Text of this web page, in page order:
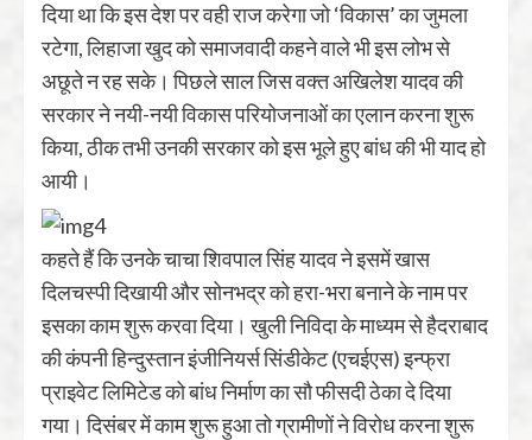
दिया था कि इस देश पर वही राज करेगा जो ‘विकास’ का जुमला
रटेगा, लिहाजा खुद को समाजवादी कहने वाले भी इस लोभ से
अछूते न रह सके। पिछले साल जिस वक्‍त अखिलेश यादव की
सरकार ने नयी-नयी विकास परियोजनाओं का एलान करना शुरू
किया, ठीक तभी उनकी सरकार को इस भूले हुए बांध की भी याद हो
आयी।
कहते हैं कि उनके चाचा शिवपाल सिंह यादव ने इसमें खास
दिलचस्‍पी दिखायी और सोनभद्र को हरा-भरा बनाने के नाम पर
इसका काम शुरू करवा दिया। खुली निविदा के माध्‍यम से हैदराबाद
की कंपनी हिन्‍दुस्‍तान इंजीनियर्स सिंडीकेट (एचईएस) इन्‍फ्रा
प्राइवेट लिमिटेड को बांध निर्माण का सौ फीसदी ठेका दे दिया
गया। दिसंबर में काम शुरू हुआ तो ग्रामीणों ने विरोध करना शुरू